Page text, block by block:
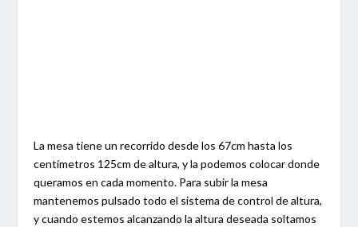
La mesa tiene un recorrido desde los 67cm hasta los
centímetros 125cm de altura, y la podemos colocar donde
queramos en cada momento. Para subir la mesa
mantenemos pulsado todo el sistema de control de altura,
y cuando estemos alcanzando la altura deseada soltamos